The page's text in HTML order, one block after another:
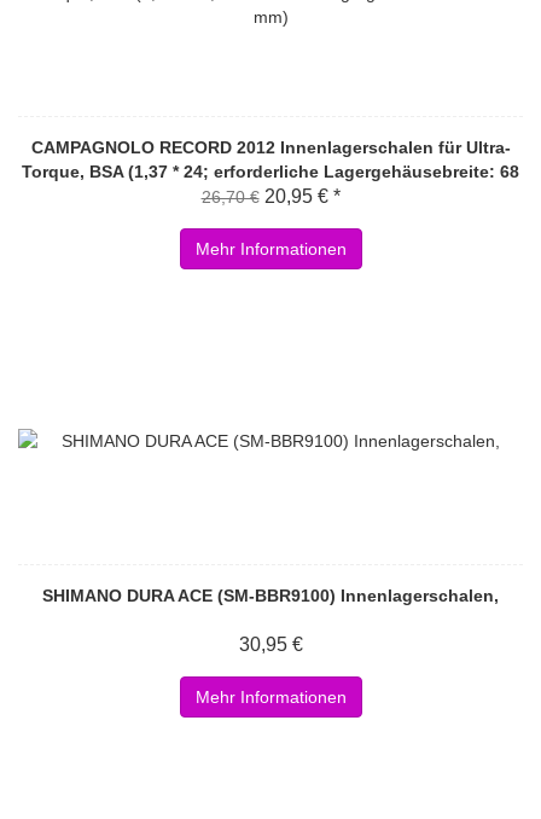
CAMPAGNOLO RECORD 2012 Innenlagerschalen für Ultra-
Torque, BSA (1,37 * 24; erforderliche Lagergehäusebreite: 68
mm)
26,70 € 20,95 € *
Mehr Informationen
SHIMANO DURA ACE (SM-BBR9100) Innenlagerschalen,
30,95 €
Mehr Informationen